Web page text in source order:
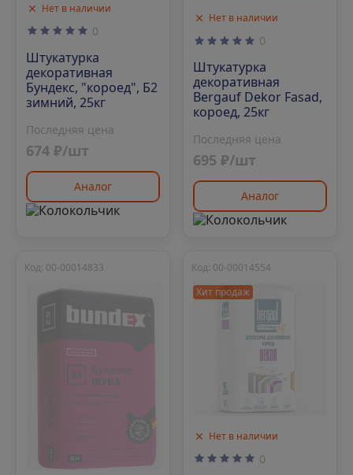
Нет в наличии
0
Штукатурка
декоративная
Бундекс, "короед", Б2
зимний, 25кг
Последняя цена
674 ₽/шт
Аналог
Нет в наличии
0
Штукатурка
декоративная
Bergauf Dekor Fasad,
короед, 25кг
Последняя цена
695 ₽/шт
Аналог
Код: 00-00014833
Хит продаж
Нет в наличии
Код: 00-00014554
0